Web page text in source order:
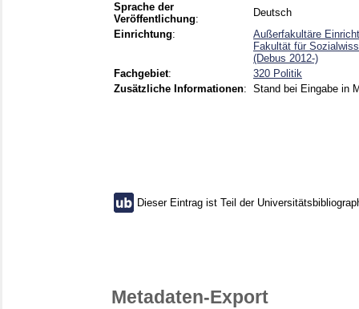
Sprache der
Veröffentlichung:
Deutsch
Einrichtung:
Außerfakultäre
Fakultät für
(Debus 2012-)
Fachgebiet:
320 Politik
Zusätzliche Informationen: Stand bei Eingabe in
Dieser Eintrag ist Teil der
Metadaten-Export